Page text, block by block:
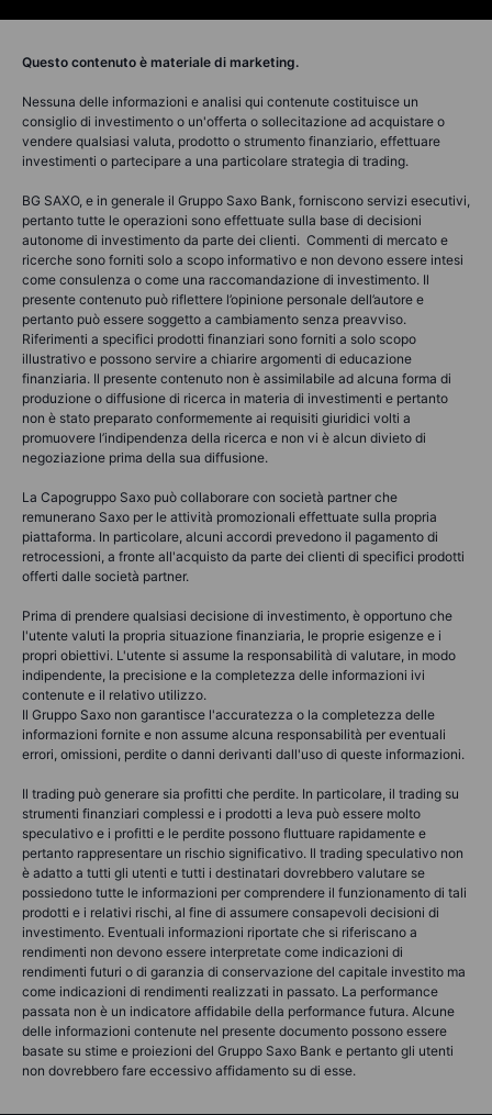
Questo contenuto è materiale di marketing.
Nessuna delle informazioni e analisi qui contenute costituisce un
consiglio di investimento o un'offerta o sollecitazione ad acquistare o
vendere qualsiasi valuta, prodotto o strumento finanziario, effettuare
investimenti o partecipare a una particolare strategia di trading.
BG SAXO, e in generale il Gruppo Saxo Bank, forniscono servizi esecutivi,
pertanto tutte le operazioni sono effettuate sulla base di decisioni
autonome di investimento da parte dei clienti. Commenti di mercato e
ricerche sono forniti solo a scopo informativo e non devono essere intesi
come consulenza o come una raccomandazione di investimento. Il
presente contenuto può riflettere l’opinione personale dell’autore e
pertanto può essere soggetto a cambiamento senza preavviso.
Riferimenti a specifici prodotti finanziari sono forniti a solo scopo
illustrativo e possono servire a chiarire argomenti di educazione
finanziaria. Il presente contenuto non è assimilabile ad alcuna forma di
produzione o diffusione di ricerca in materia di investimenti e pertanto
non è stato preparato conformemente ai requisiti giuridici volti a
promuovere l’indipendenza della ricerca e non vi è alcun divieto di
negoziazione prima della sua diffusione.
La Capogruppo Saxo può collaborare con società partner che
remunerano Saxo per le attività promozionali effettuate sulla propria
piattaforma. In particolare, alcuni accordi prevedono il pagamento di
retrocessioni, a fronte all'acquisto da parte dei clienti di specifici prodotti
offerti dalle società partner.
Prima di prendere qualsiasi decisione di investimento, è opportuno che
l'utente valuti la propria situazione finanziaria, le proprie esigenze e i
propri obiettivi. L'utente si assume la responsabilità di valutare, in modo
indipendente, la precisione e la completezza delle informazioni ivi
contenute e il relativo utilizzo.
Il Gruppo Saxo non garantisce l'accuratezza o la completezza delle
informazioni fornite e non assume alcuna responsabilità per eventuali
errori, omissioni, perdite o danni derivanti dall'uso di queste informazioni.
Il trading può generare sia profitti che perdite. In particolare, il trading su
strumenti finanziari complessi e i prodotti a leva può essere molto
speculativo e i profitti e le perdite possono fluttuare rapidamente e
pertanto rappresentare un rischio significativo. Il trading speculativo non
è adatto a tutti gli utenti e tutti i destinatari dovrebbero valutare se
possiedono tutte le informazioni per comprendere il funzionamento di tali
prodotti e i relativi rischi, al fine di assumere consapevoli decisioni di
investimento. Eventuali informazioni riportate che si riferiscano a
rendimenti non devono essere interpretate come indicazioni di
rendimenti futuri o di garanzia di conservazione del capitale investito ma
come indicazioni di rendimenti realizzati in passato. La performance
passata non è un indicatore affidabile della performance futura. Alcune
delle informazioni contenute nel presente documento possono essere
basate su stime e proiezioni del Gruppo Saxo Bank e pertanto gli utenti
non dovrebbero fare eccessivo affidamento su di esse.